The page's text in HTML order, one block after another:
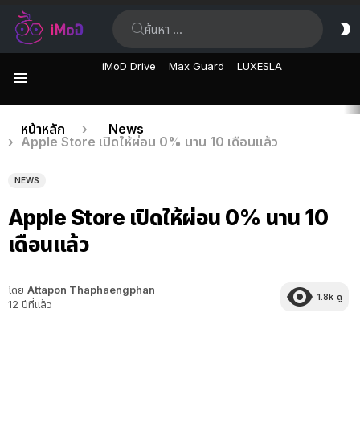
iMoD Drive Max Guard LUXESLA
เรื่อง
ล่าสุด
คุณอยู่ที่นี่:
หน้าหลัก
News
Apple Store เปิดให้ผ่อน 0% นาน 10 เดือนแล้ว
NEWS
Apple Store เปิดให้ผ่อน 0% นาน 10
เดือนแล้ว
โดย Attapon Thaphaengphan
12 ปีที่แล้ว
1.8k ดู